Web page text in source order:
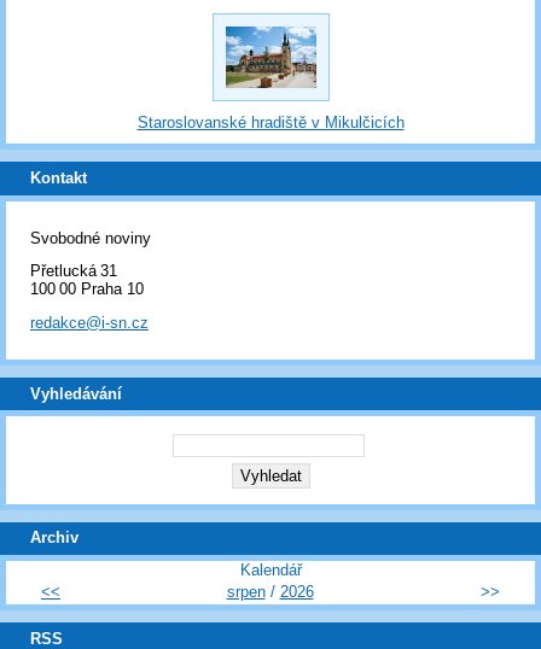
Staroslovanské hradiště v Mikulčicích
Kontakt
Svobodné noviny
Přetlucká 31
100 00 Praha 10
redakce@i-sn.cz
Vyhledávání
Archiv
Kalendář
<<
srpen/ 2026 >>
RSS